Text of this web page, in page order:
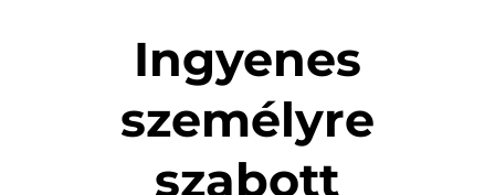
Ingyenes
személyre
szabott